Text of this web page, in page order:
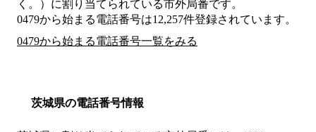
く。） に割り当てられている市外局番です。
0479から始まる電話番号は12,257件登録されています。
0479から始まる電話番号一覧をみる
茨城県の電話番号情報